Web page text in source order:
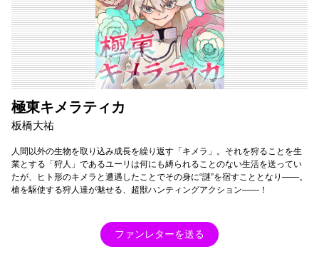
極東キメラティカ
板橋大祐
人間以外の生物を取り込み成長を繰り返す「キメラ」。それを狩ることを生
業とする「狩人」であるユーリは何にも縛られることのない生活を送ってい
たが、ヒト形のキメラと遭遇したことでその身に“謎”を宿すこととなり――。
槍を駆使する狩人達が魅せる、超獣ハンティングアクション――！
ファンレターを送る